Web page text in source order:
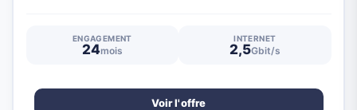
ENGAGEMENT
24mois
INTERNET
2,5Gbit/s
Voir l'offre